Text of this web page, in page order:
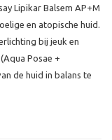
Lipikar Balsem AP+M
en atopische huid.
bij jeuk en
Posae +
de huid in balans te